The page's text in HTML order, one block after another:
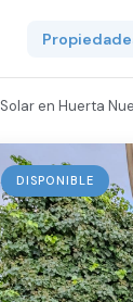
Solar en Huerta
DISPONIBLE